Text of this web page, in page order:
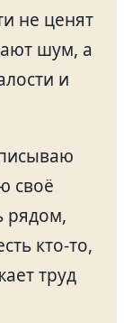
не ценят
шум, а
и
своё
рядом,
кто-то,
труд